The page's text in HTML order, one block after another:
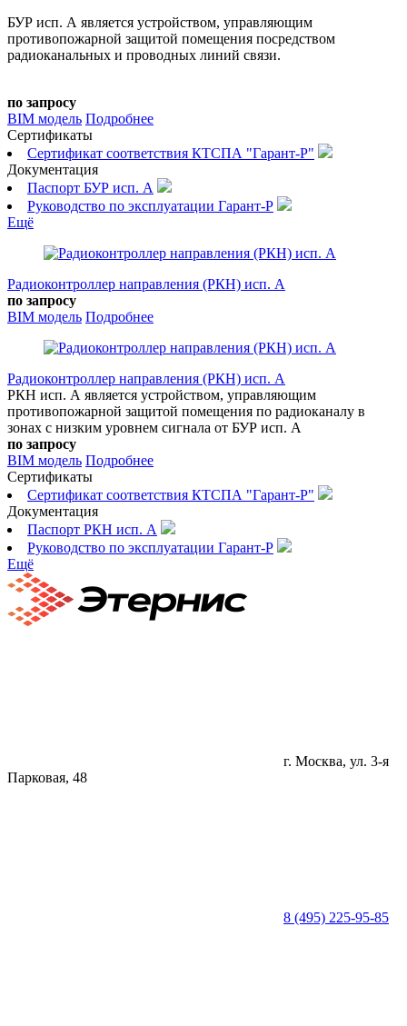
БУР исп. А является устройством, управляющим
противопожарной защитой помещения посредством
радиоканальных и проводных линий связи.
по запросу
BIM модель Подробнее
Сертификаты
Сертификат соответствия КТСПА "Гарант-Р"
Документация
Паспорт БУР исп. А
Руководство по эксплуатации Гарант-Р
Ещё
Радиоконтроллер направления (РКН) исп. А
по запросу
BIM модель Подробнее
Радиоконтроллер направления (РКН) исп. А
РКН исп. А является устройством, управляющим
противопожарной защитой помещения по радиоканалу в
зонах с низким уровнем сигнала от БУР исп. А
по запросу
BIM модель Подробнее
Сертификаты
Сертификат соответствия КТСПА "Гарант-Р"
Документация
Паспорт РКН исп. А
Руководство по эксплуатации Гарант-Р
Ещё
г. Москва, ул. 3-я
Парковая, 48
8 (495) 225-95-85